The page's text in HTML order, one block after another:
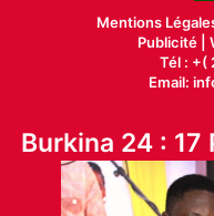
Mentions
Publicité|
Tél : +(
Email:
Burkina 24 :